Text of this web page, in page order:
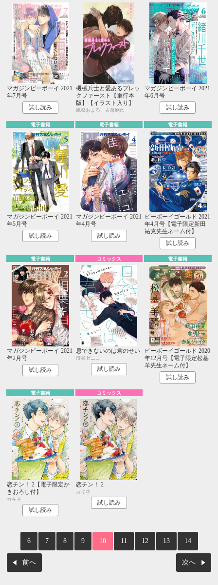
マガジンビーボーイ 2021
年7月号
試し読み
機械兵士と愛あるブレッ
クファースト【単行本
版】【イラスト入り】
風祭おまる、古藤嗣己
マガジンビーボーイ 2021
年6月号
試し読み
電子書籍
マガジンビーボーイ 2021
年5月号
試し読み
電子書籍
マガジンビーボーイ 2021
年4月号
試し読み
電子書籍
ビーボーイゴールド 2021
年4月号【電子限定新田
祐克先生ネーム付】
試し読み
電子書籍
マガジンビーボーイ 2021
年2月号
試し読み
コミックス
息できないのは君のせい
澄谷ゼニコ
試し読み
電子書籍
ビーボーイゴールド 2020
年12月号【電子限定松基
羊先生ネーム付】
試し読み
電子書籍
恋チン！ 2【電子限定か
きおろし付】
カキネ
試し読み
コミックス
恋チン！ 2
カキネ
試し読み
前へ
6 7 8 9 10 11 12 13 14
次へ